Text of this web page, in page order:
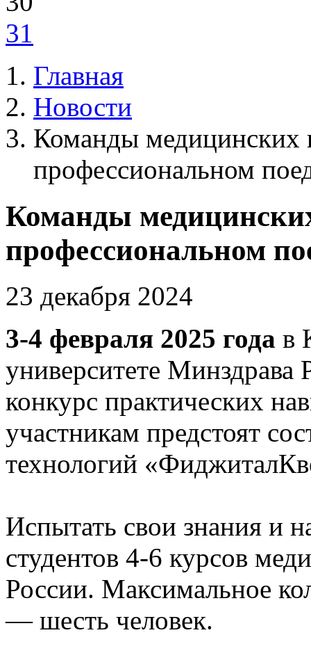
31
Главная
Новости
Команды медицинских
профессиональном
Команды
профессиональном
23 декабря 2024
3-4 февраля 2025 года в
университете Минздрава
конкурс практических
участникам предстоят
технологий
Испытать свои знания и
студентов 4-6 курсов
России. Максимальное
— шесть человек.